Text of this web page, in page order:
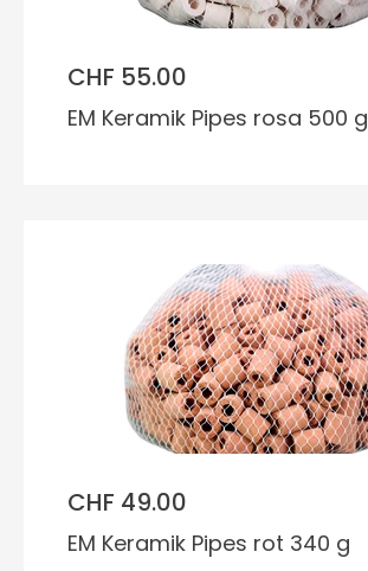
CHF 55.00
EM Keramik Pipes rosa 500 g
CHF 49.00
EM Keramik Pipes rot 340 g